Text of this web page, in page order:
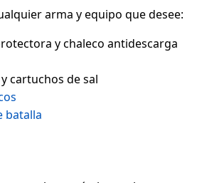
arma y equipo que desee:
y chaleco antidescarga
y cartuchos de sal
batalla